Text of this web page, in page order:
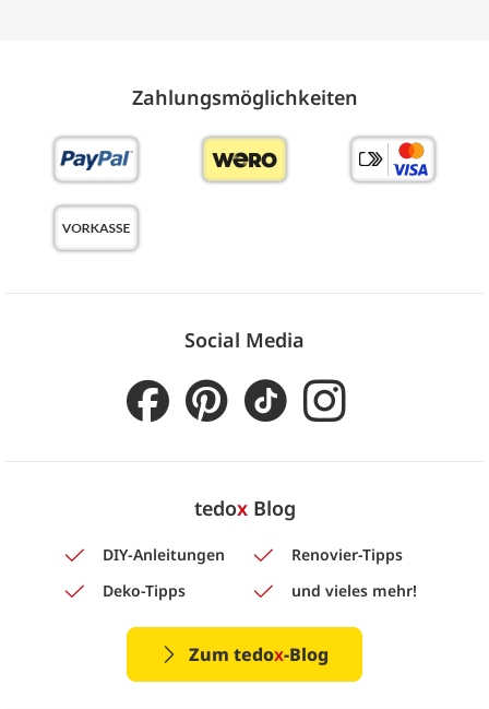
Zahlungs­möglich­keiten
Social Media
tedoxBlog
DIY-Anleitungen
Renovier-Tipps
Deko-Tipps
und vieles mehr!
Zum tedox-Blog